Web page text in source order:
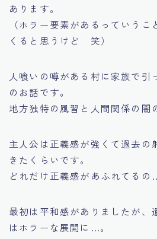
あります。
（ホラー要素があるっていう
くると思うけど 笑）
人喰いの噂がある村に家族で引
のお話です。
地方独特の風習と人間関係の
主人公は正義感が強くて過去の
きたくらいです。
どれだけ正義感があふれてるの
最初は平和感がありましたが、
はホラーな展開に…。